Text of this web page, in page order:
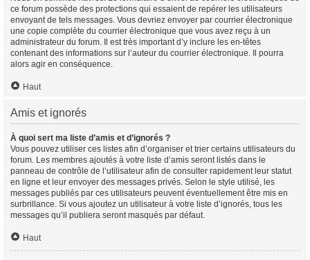
ce forum possède des protections qui essaient de repérer les utilisateurs
envoyant de tels messages. Vous devriez envoyer par courrier électronique
une copie complète du courrier électronique que vous avez reçu à un
administrateur du forum. Il est très important d’y inclure les en-têtes
contenant des informations sur l’auteur du courrier électronique. Il pourra
alors agir en conséquence.
Haut
Amis et ignorés
À quoi sert ma liste d’amis et d’ignorés ?
Vous pouvez utiliser ces listes afin d’organiser et trier certains utilisateurs du
forum. Les membres ajoutés à votre liste d’amis seront listés dans le
panneau de contrôle de l’utilisateur afin de consulter rapidement leur statut
en ligne et leur envoyer des messages privés. Selon le style utilisé, les
messages publiés par ces utilisateurs peuvent éventuellement être mis en
surbrillance. Si vous ajoutez un utilisateur à votre liste d’ignorés, tous les
messages qu’il publiera seront masqués par défaut.
Haut